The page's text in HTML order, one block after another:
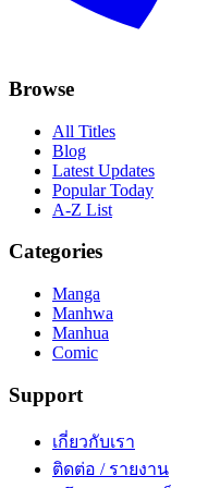
Browse
All Titles
Blog
Latest Updates
Popular Today
A-Z List
Categories
Manga
Manhwa
Manhua
Comic
Support
เกี่ยวกับเรา
ติดต่อ / รายงาน